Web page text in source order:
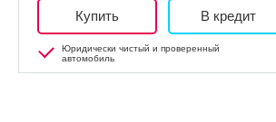
Купить В кредит
Юридически чистый и проверенный
автомобиль